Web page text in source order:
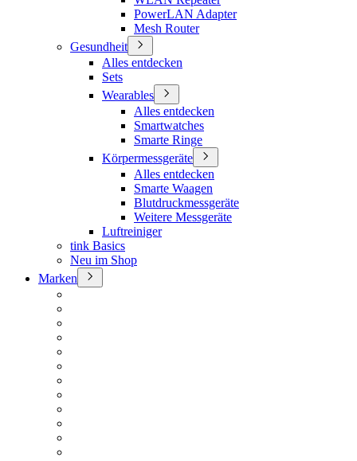
PowerLAN Adapter
Mesh Router
Gesundheit
Alles entdecken
Sets
Wearables
Alles entdecken
Smartwatches
Smarte Ringe
Körpermessgeräte
Alles entdecken
Smarte Waagen
Blutdruckmessgeräte
Weitere Messgeräte
Luftreiniger
tink Basics
Neu im Shop
Marken